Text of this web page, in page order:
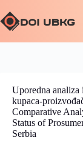
Uporedna analiza
kupaca-
Comparative
Status of
Serbia